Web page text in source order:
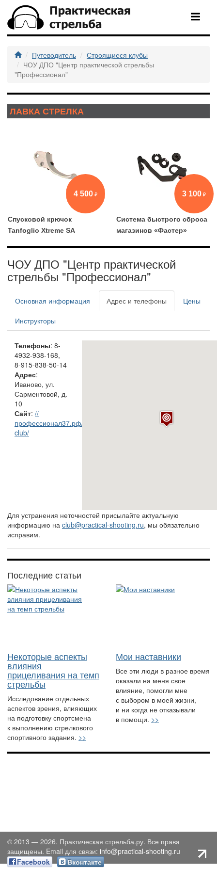
Путеводитель
Строящиеся клубы
ЧОУ ДПО "Центр практической стрельбы
"Профессионал"
ЛАВКА СТРЕЛКА
4 500
Спусковой крючок
Tanfoglio Xtreme SA
3 100
Система быстрого сброса
магазинов «Фастер»
ЧОУ ДПО "Центр практической
стрельбы "Профессионал"
Основная информация Адрес и телефоны Цены
Инструкторы
Телефоны: 8-
4932-938-168,
8-915-838-50-14
Адрес:
Иваново, ул.
Сарментовой, д.
10
Сайт: //
профессионал37.рф/shooting-
club/
Для устранения неточностей присылайте актуальную
информацию на club@practical-shooting.ru, мы обязательно
исправим.
Последние статьи
Некоторые аспекты
влияния
прицеливания на темп
стрельбы
Исследование отдельных
аспектов зрения, влияющих
на подготовку спортсмена
к выполнению стрелкового
спортивного задания. >>
Мои наставники
Все эти люди в разное время
оказали на меня свое
влияние, помогли мне
с выбором в моей жизни,
и ни когда не отказывали
в помощи. >>
© 2013 — 2026. Практическая стрельба.ру. Все права
защищены. Email для связи: info@practical-shooting.ru
Facebook
Вконтакте